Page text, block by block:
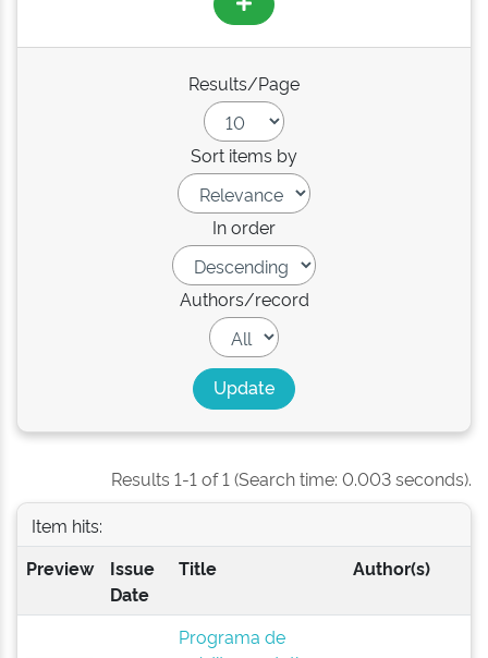
Results/Page
Sort items by
In order
Authors/record
Results 1-1 of 1 (Search time: 0.003 seconds).
Item hits:
Preview
Issue
Date
Title Author(s)
Programa de